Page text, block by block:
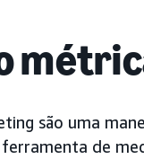
são uma
de